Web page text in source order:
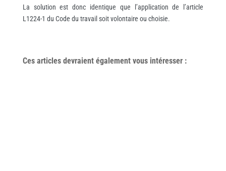
La solution est donc identique que l’application de l’article
L1224-1 du Code du travail soit volontaire ou choisie.
Ces articles devraient également vous intéresser: